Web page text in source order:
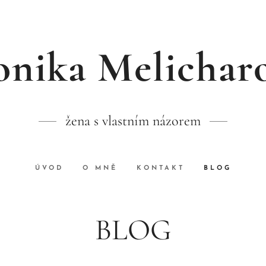
žena s vlastním názorem
ÚVOD O MNĚ KONTAKT BLOG
BLOG